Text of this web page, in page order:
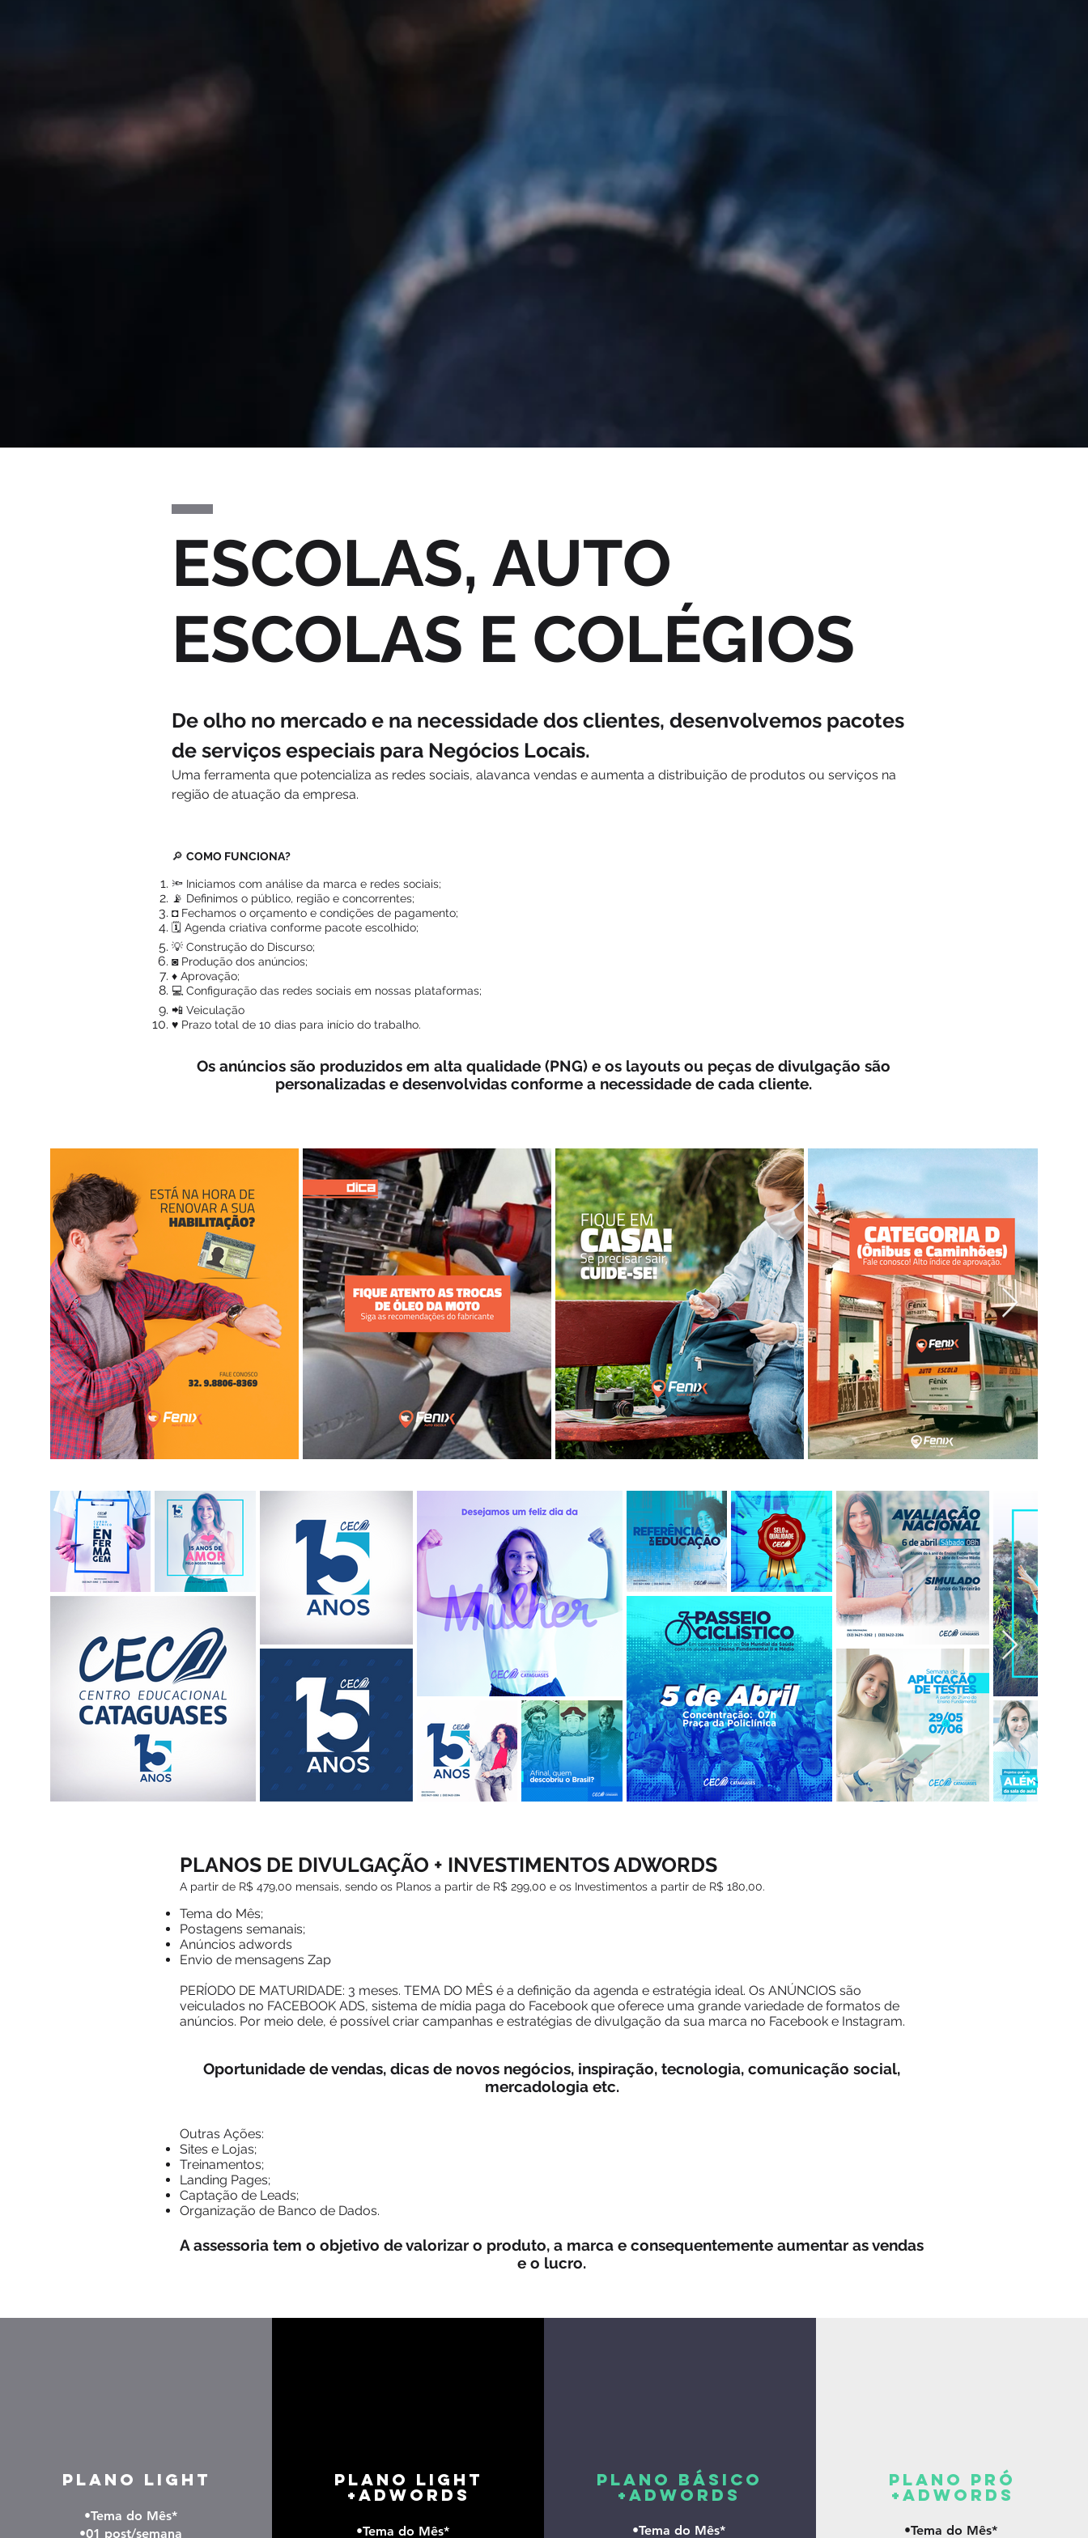
ESCOLAS, AUTO
ESCOLAS E COLÉGIOS
De olho no mercado e na necessidade dos clientes, desenvolvemos pacotes
de serviços especiais para Negócios Locais.
Uma ferramenta que potencializa as redes sociais, alavanca vendas e aumenta a distribuição de produtos ou serviços na
região de atuação da empresa.
🔎 COMO FUNCIONA?
🔦 Iniciamos com análise da marca e redes sociais;
📡 Definimos o público, região e concorrentes;
◘ Fechamos o orçamento e condições de pagamento;
🗓️ Agenda criativa conforme pacote escolhido;
💡 Construção do Discurso;
◙ Produção dos anúncios;
♦ Aprovação;
💻 Configuração das redes sociais em nossas plataformas;
📲 Veiculação
♥ Prazo total de 10 dias para início do trabalho.
Os anúncios são produzidos em alta qualidade (PNG) e os layouts ou peças de divulgação são
personalizadas e desenvolvidas conforme a necessidade de cada cliente.
PLANOS DE DIVULGAÇÃO + INVESTIMENTOS ADWORDS
A partir de R$ 479,00 mensais, sendo os Planos a partir de R$ 299,00 e os Investimentos a partir de R$ 180,00.
​Tema do Mês;
Postagens semanais;
​Anúncios adwords
Envio de mensagens Zap
PERÍODO DE MATURIDADE: 3 meses. TEMA DO MÊS é a definição da agenda e estratégia ideal. Os ANÚNCIOS são
veiculados no FACEBOOK ADS, sistema de mídia paga do Facebook que oferece uma grande variedade de formatos de
anúncios. Por meio dele, é possível criar campanhas e estratégias de divulgação da sua marca no Facebook e Instagram.
Oportunidade de vendas, dicas de novos negócios, inspiração, tecnologia, comunicação social,
mercadologia etc.
Outras Ações:
Sites e Lojas;
Treinamentos;
Landing Pages;
Captação de Leads;
Organização de Banco de Dados.
A assessoria tem o objetivo de valorizar o produto, a marca e consequentemente aumentar as vendas
e o lucro.
PLANO LIGHT
•Tema do Mês*
•01 post/semana
PLANO LIGHT
+adwords
•Tema do Mês*
PLANO BÁSICO
+adwords
•Tema do Mês*
PLANO PRÓ
+adwords
•Tema do Mês*